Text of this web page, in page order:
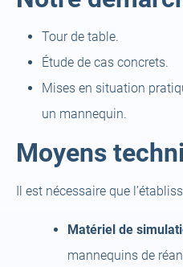
Tour de table.
Étude de cas concrets.
Mises en situation
un mannequin.
Moyens
Il est nécessaire que
Matériel de
mannequins de